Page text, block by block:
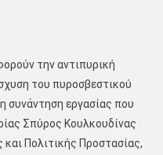
την αντιπυρική
του πυροσβεστικού
συνάντηση εργασίας που
Σπύρος Κουλκουδίνας
Πολιτικής Προστασίας,